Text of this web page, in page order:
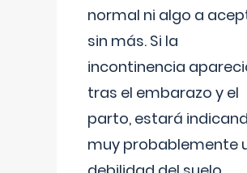
normal ni algo a
sin más. Si la
incontinencia
tras el embarazo y el
parto, estará
muy probablemente